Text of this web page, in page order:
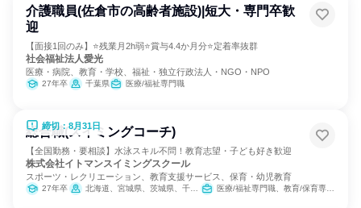
介護職員(佐倉市の高齢者施設)|短大・専門卒歓
迎
【面接1回のみ】⭐残業月2h弱⭐賞与4.4か月分⭐定着率抜群
社会福祉法人愛光
医療・病院、教育・学校、福祉・独立行政法人・NGO・NPO
27年卒 千葉県 医療/福祉専門職
締切：8月31日
総合職(スイミングコーチ)
【全国勤務・要相談】水泳スキル不問！教育志望・子ども好き歓迎
株式会社イトマンスイミングスクール
スポーツ・レクリエーション、教育支援サービス、保育・幼児教育
27年卒 北海道、宮城県、茨城県、千葉県、東京都、神奈川県、静岡県、愛知県、三重県、京都府、大阪府、兵庫県、奈良県、福岡県 医療/福祉専門職、教育/保育専門職